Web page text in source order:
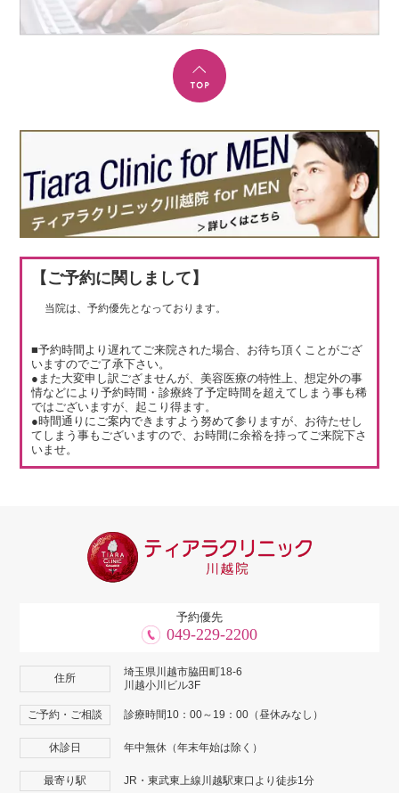
【ご予約に関しまして】
当院は、予約優先となっております。
■予約時間より遅れてご来院された場合、お待ち頂くことがござ
いますのでご了承下さい。
●また大変申し訳ござませんが、美容医療の特性上、想定外の事
情などにより予約時間・診療終了予定時間を超えてしまう事も稀
ではございますが、起こり得ます。
●時間通りにご案内できますよう努めて参りますが、お待たせし
てしまう事もございますので、お時間に余裕を持ってご来院下さ
いませ。
予約優先
049-229-2200
住所
埼玉県川越市脇田町18-6
川越小川ビル3F
ご予約・ご相談 診療時間10：00～19：00（昼休みなし）
休診日 年中無休（年末年始は除く）
最寄り駅 JR・東武東上線川越駅東口より徒歩1分